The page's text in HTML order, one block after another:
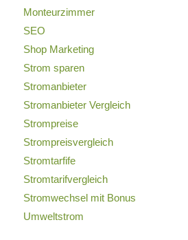
Monteurzimmer
SEO
Shop Marketing
Strom sparen
Stromanbieter
Stromanbieter Vergleich
Strompreise
Strompreisvergleich
Stromtarfife
Stromtarifvergleich
Stromwechsel mit Bonus
Umweltstrom